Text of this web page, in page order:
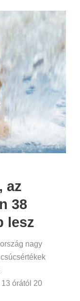
az
38
lesz
nagy
órától 20